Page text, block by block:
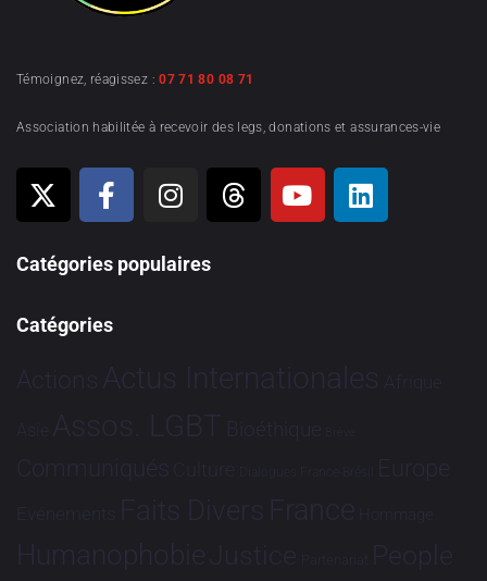
Témoignez, réagissez :07 71 80 08 71
Association habilitée à recevoir des legs, donations et assurances-vie
Catégories populaires
Catégories
Actions Actus Internationales Afrique
Asie Assos. LGBT Bioéthique Brève
Communiqués Culture Dialogues France-Brésil Europe
Evénements Faits Divers France Hommage
HumanophobieJustice Partenariat People